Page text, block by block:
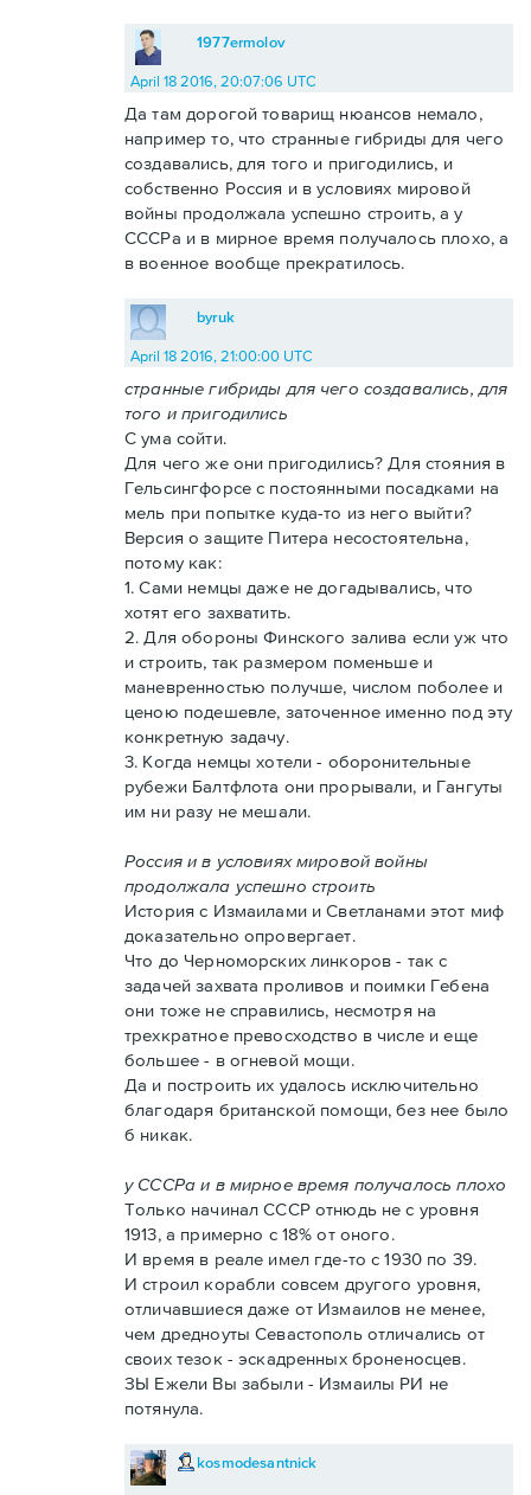
1977ermolov
April 18 2016, 20:07:06 UTC
Да там дорогой товарищ нюансов немало,
например то, что странные гибриды для чего
создавались, для того и пригодились, и
собственно Россия и в условиях мировой
войны продолжала успешно строить, а у
СССРа и в мирное время получалось плохо, а
в военное вообще прекратилось.
byruk
April 18 2016, 21:00:00 UTC
странные гибриды для чего создавались, для
того и пригодились
С ума сойти.
Для чего же они пригодились? Для стояния в
Гельсингфорсе с постоянными посадками на
мель при попытке куда-то из него выйти?
Версия о защите Питера несостоятельна,
потому как:
1. Сами немцы даже не догадывались, что
хотят его захватить.
2. Для обороны Финского залива если уж что
и строить, так размером поменьше и
маневренностью получше, числом поболее и
ценою подешевле, заточенное именно под эту
конкретную задачу.
3. Когда немцы хотели - оборонительные
рубежи Балтфлота они прорывали, и Гангуты
им ни разу не мешали.
Россия и в условиях мировой войны
продолжала успешно строить
История с Измаилами и Светланами этот миф
доказательно опровергает.
Что до Черноморских линкоров - так с
задачей захвата проливов и поимки Гебена
они тоже не справились, несмотря на
трехкратное превосходство в числе и еще
большее - в огневой мощи.
Да и построить их удалось исключительно
благодаря британской помощи, без нее было
б никак.
у СССРа и в мирное время получалось плохо
Только начинал СССР отнюдь не с уровня
1913, а примерно с 18% от оного.
И время в реале имел где-то с 1930 по 39.
И строил корабли совсем другого уровня,
отличавшиеся даже от Измаилов не менее,
чем дредноуты Севастополь отличались от
своих тезок - эскадренных броненосцев.
ЗЫ Ежели Вы забыли - Измаилы РИ не
потянула.
kosmodesantnick